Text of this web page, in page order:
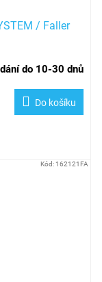
/ Faller
do 10-30 dnů
Do košíku
Kód: 162121FA